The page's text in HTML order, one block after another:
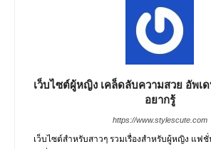
เว็บไซต์ผู้หญิง เคล็ดลับความสวย อัพเ
อยากรู้
https://www.stylescute.com
เว็บไซต์สำหรับสาวๆ รวมเรื่องสำหรับผู้หญิง แฟ